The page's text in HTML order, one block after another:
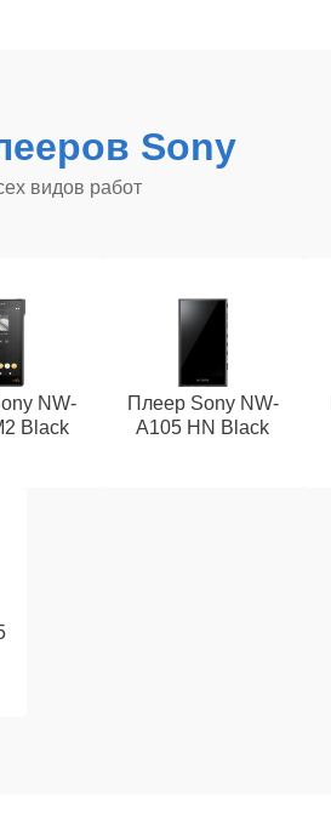
Sony
видов работ
NW-
Black
Плеер Sony NW-
A105 HN Black